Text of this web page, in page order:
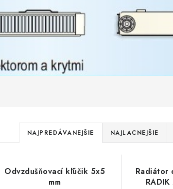
R
a
d
NAJPREDÁVANEJŠIE NAJLACNEJŠIE
Odvzdušňovací kľúčik 5x5
mm
Radiátor